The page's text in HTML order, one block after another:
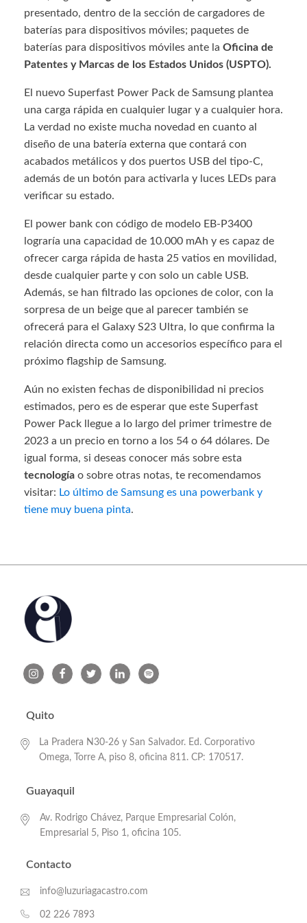
presentado, dentro de la sección de cargadores de
baterías para dispositivos móviles; paquetes de
baterías para dispositivos móviles ante la Oficina de
Patentes y Marcas de los Estados Unidos (USPTO).
El nuevo Superfast Power Pack de Samsung plantea
una carga rápida en cualquier lugar y a cualquier hora.
La verdad no existe mucha novedad en cuanto al
diseño de una batería externa que contará con
acabados metálicos y dos puertos USB del tipo-C,
además de un botón para activarla y luces LEDs para
verificar su estado.
El power bank con código de modelo EB-P3400
lograría una capacidad de 10.000 mAh y es capaz de
ofrecer carga rápida de hasta 25 vatios en movilidad,
desde cualquier parte y con solo un cable USB.
Además, se han filtrado las opciones de color, con la
sorpresa de un beige que al parecer también se
ofrecerá para el Galaxy S23 Ultra, lo que confirma la
relación directa como un accesorios específico para el
próximo flagship de Samsung.
Aún no existen fechas de disponibilidad ni precios
estimados, pero es de esperar que este Superfast
Power Pack llegue a lo largo del primer trimestre de
2023 a un precio en torno a los 54 o 64 dólares. De
igual forma, si deseas conocer más sobre esta
tecnología o sobre otras notas, te recomendamos
visitar: Lo último de Samsung es una powerbank y
tiene muy buena pinta.
Quito
La Pradera N30-26 y San Salvador. Ed. Corporativo
Omega, Torre A, piso 8, oficina 811. CP: 170517.
Guayaquil
Av. Rodrigo Chávez, Parque Empresarial Colón,
Empresarial 5, Piso 1, oficina 105.
Contacto
info@luzuriagacastro.com
02 226 7893